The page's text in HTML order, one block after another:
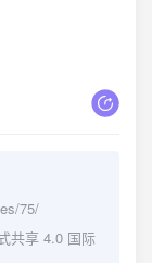
75/
共享 4.0 国际